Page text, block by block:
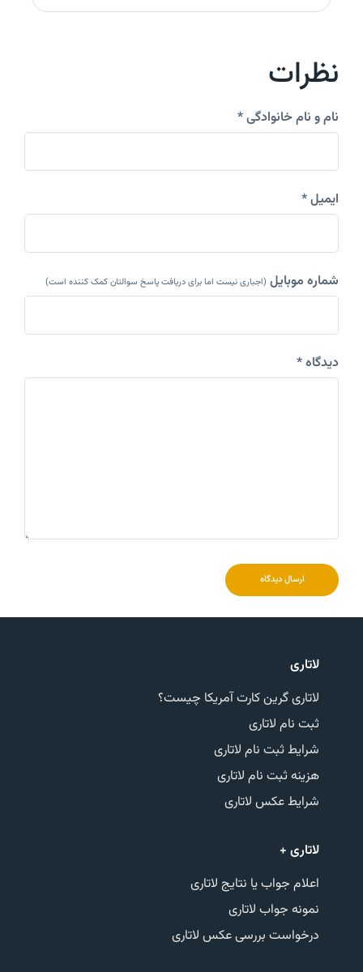
نظرات
نام و نام خانوادگی *
ایمیل *
شماره موبایل (اجباری نیست اما برای دریافت پاسخ سوالتان کمک کننده است)
دیدگاه *
ارسال دیدگاه
لاتاری
لاتاری گرین کارت آمریکا چیست؟
ثبت نام لاتاری
شرایط ثبت نام لاتاری
هزینه ثبت نام لاتاری
شرایط عکس لاتاری
لاتاری +
اعلام جواب یا نتایج لاتاری
نمونه جواب لاتاری
درخواست بررسی عکس لاتاری